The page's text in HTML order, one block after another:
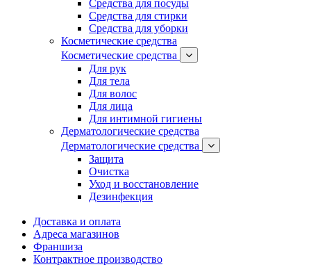
Средства для посуды
Средства для стирки
Средства для уборки
Косметические средства
Косметические средства
Для рук
Для тела
Для волос
Для лица
Для интимной гигиены
Дерматологические средства
Дерматологические средства
Защита
Очистка
Уход и восстановление
Дезинфекция
Доставка и оплата
Адреса магазинов
Франшиза
Контрактное производство